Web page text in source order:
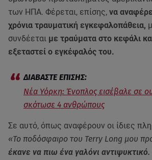
των ΗΠΑ. Φέρεται, επίσης, να
χρόνια τραυματική εγκεφαλοπάθεια,
συνδέεται με τραύματα στο κεφάλι
εξεταστεί ο εγκέφαλός του.
Νέα Υόρκη: Ένοπλος εισέβαλε σε
σκότωσε 4 ανθρώπους
Σε αυτό, όπως αναφέρουν οι ίδιες
«Το ποδόσφαιρο του Terry Long μου
έκανε να πιω ένα γαλόνι αντιψυκτικό.